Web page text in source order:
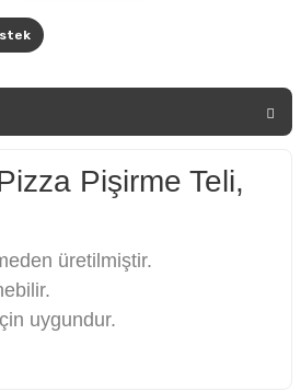
Pişirme Teli,
üretilmiştir.
uygundur.